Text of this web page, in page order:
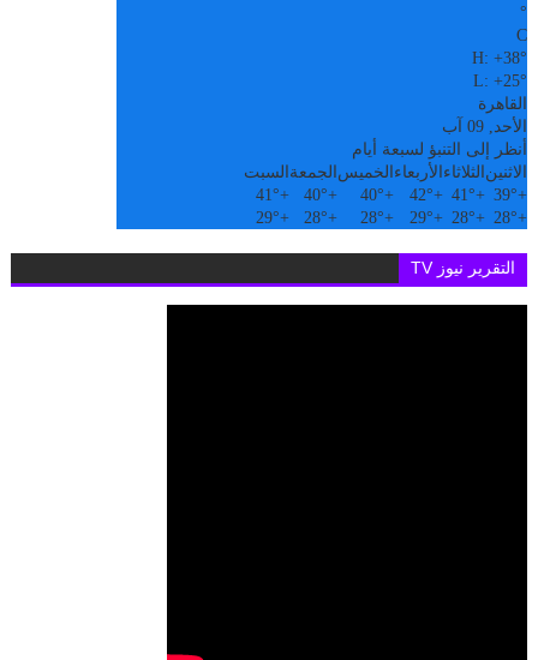
°
C
H:+38°
L:+25°
القاهرة
الأحد, 09 آب
أنظر إلى التنبؤ لسبعة أيام
الاثنين الثلاثاء الأربعاء الخميس الجمعة السبت
+
39°
+
41°
+
42°
+
40°
+
40°
+
41°
+
28°
+
28°
+
29°
+
28°
+
28°
+
29°
التقرير نيوز TV